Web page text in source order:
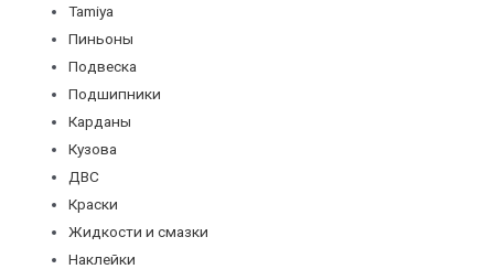
Tamiya
Пиньоны
Подвеска
Подшипники
Карданы
Кузова
ДВС
Краски
Жидкости и смазки
Наклейки